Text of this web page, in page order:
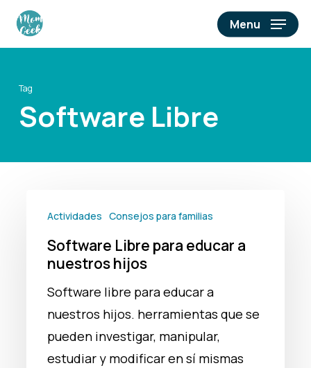
Skip
Menu
Tag
Software Libre
Libre
para
educar
nuestros
hijos
Actividades Consejos para familias
Software Libre para educar a
nuestros hijos
Software libre para educar a
nuestros hijos. herramientas que se
pueden investigar, manipular,
estudiar y modificar en sí mismas